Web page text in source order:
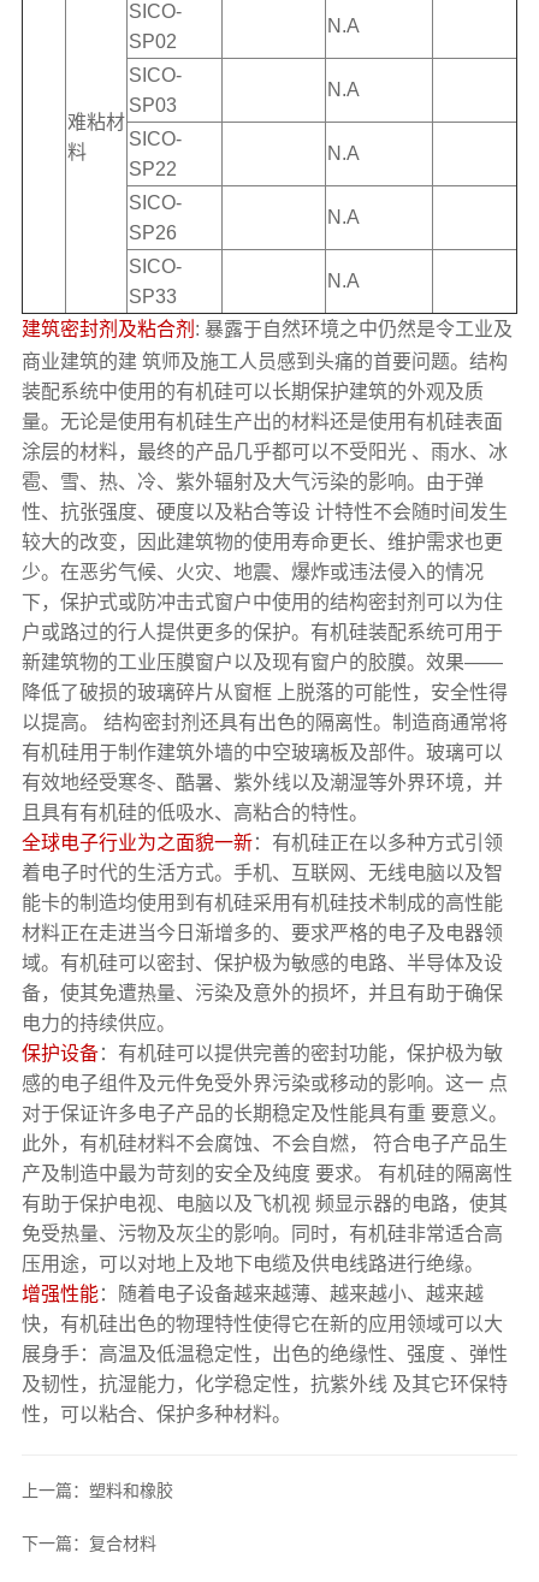
难粘材
料
SICO-
SP02
N.A
SICO-
SP03
N.A
SICO-
SP22
N.A
SICO-
SP26
N.A
SICO-
SP33
N.A
建筑密封剂及粘合剂 : 暴露于自然环境之中仍然是令工业及
商业建筑的建 筑师及施工人员感到头痛的首要问题。结构
装配系统中使用的有机硅可以长期保护建筑的外观及质
量。无论是使用有机硅生产出的材料还是使用有机硅表面
涂层的材料，最终的产品几乎都可以不受阳光 、雨水、冰
雹、雪、热、冷、紫外辐射及大气污染的影响。由于弹
性、抗张强度、硬度以及粘合等设 计特性不会随时间发生
较大的改变，因此建筑物的使用寿命更长、维护需求也更
少。在恶劣气候、火灾、地震、爆炸或违法侵入的情况
下，保护式或防冲击式窗户中使用的结构密封剂可以为住
户或路过的行人提供更多的保护。有机硅装配系统可用于
新建筑物的工业压膜窗户以及现有窗户的胶膜。效果——
降低了破损的玻璃碎片从窗框 上脱落的可能性，安全性得
以提高。 结构密封剂还具有出色的隔离性。制造商通常将
有机硅用于制作建筑外墙的中空玻璃板及部件。玻璃可以
有效地经受寒冬、酷暑、紫外线以及潮湿等外界环境，并
且具有有机硅的低吸水、高粘合的特性。
全球电子行业为之面貌一新：有机硅正在以多种方式引领
着电子时代的生活方式。手机、互联网、无线电脑以及智
能卡的制造均使用到有机硅采用有机硅技术制成的高性能
材料正在走进当今日渐增多的、要求严格的电子及电器领
域。有机硅可以密封、保护极为敏感的电路、半导体及设
备，使其免遭热量、污染及意外的损坏，并且有助于确保
电力的持续供应。
保护设备：有机硅可以提供完善的密封功能，保护极为敏
感的电子组件及元件免受外界污染或移动的影响。这一 点
对于保证许多电子产品的长期稳定及性能具有重 要意义。
此外，有机硅材料不会腐蚀、不会自燃， 符合电子产品生
产及制造中最为苛刻的安全及纯度 要求。 有机硅的隔离性
有助于保护电视、电脑以及飞机视 频显示器的电路，使其
免受热量、污物及灰尘的影响。同时，有机硅非常适合高
压用途，可以对地上及地下电缆及供电线路进行绝缘。
增强性能：随着电子设备越来越薄、越来越小、越来越
快，有机硅出色的物理特性使得它在新的应用领域可以大
展身手：高温及低温稳定性，出色的绝缘性、强度 、弹性
及韧性，抗湿能力，化学稳定性，抗紫外线 及其它环保特
性，可以粘合、保护多种材料。
上一篇：塑料和橡胶
下一篇：复合材料